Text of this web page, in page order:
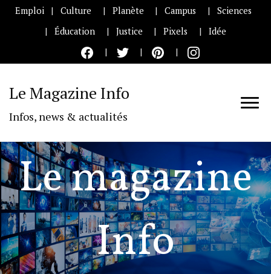
Emploi Culture Planète Campus
Sciences
Éducation
Justice Pixels Idée
Le Magazine Info
Infos, news & actualités
Le magazine
Info